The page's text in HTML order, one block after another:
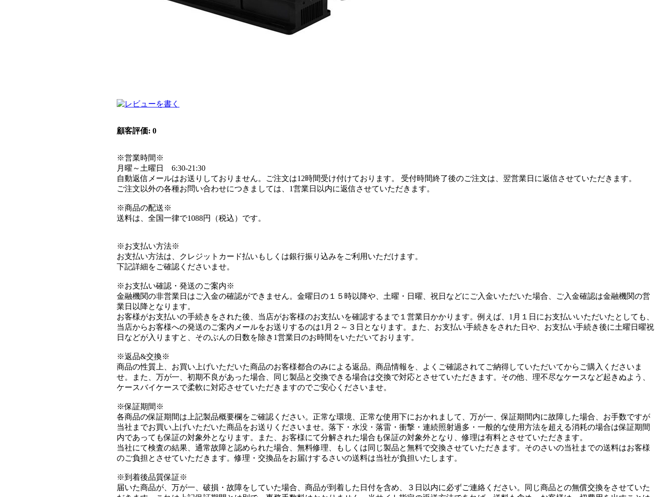
顧客評価: 0
※営業時間※
月曜～土曜日 6:30-21:30
自動返信メールはお送りしておりません。ご注文は12時間受け付けております。 受付時間終了後のご注文は、翌営業日に返信させていただきます。
ご注文以外の各種お問い合わせにつきましては、1営業日以内に返信させていただきます。
※商品の配送※
送料は、全国一律で1088円（税込）です。
※お支払い方法※
お支払い方法は、クレジットカード払いもしくは銀行振り込みをご利用いただけます。
下記詳細をご確認くださいませ。
※お支払い確認・発送のご案内※
金融機関の非営業日はご入金の確認ができません。金曜日の１５時以降や、土曜・日曜、祝日などにご入金いただいた場合、ご入金確認は金融機関の営
業日以降となります。
お客様がお支払いの手続きをされた後、当店がお客様のお支払いを確認するまで１営業日かかります。例えば、1月１日にお支払いいただいたとしても、
当店からお客様への発送のご案内メールをお送りするのは1月２～３日となります。また、お支払い手続きをされた日や、お支払い手続き後に土曜日曜祝
日などが入りますと、そのぶんの日数を除き1営業日のお時間をいただいております。
※返品&交換※
商品の性質上、お買い上げいただいた商品のお客様都合のみによる返品。商品情報を、よくご確認されてご納得していただいてからご購入くださいま
せ。また、万が一、初期不良があった場合、同じ製品と交換できる場合は交換で対応とさせていただきます。その他、理不尽なケースなど起きぬよう、
ケースバイケースで柔軟に対応させていただきますのでご安心くださいませ。
※保証期間※
各商品の保証期間は上記製品概要欄をご確認ください。正常な環境、正常な使用下におかれまして、万が一、保証期間内に故障した場合、お手数ですが
当社までお買い上げいただいた商品をお送りくださいませ。落下・水没・落雷・衝撃・連続照射過多・一般的な使用方法を超える消耗の場合は保証期間
内であっても保証の対象外となります。また、お客様にて分解された場合も保証の対象外となり、修理は有料とさせていただきます。
当社にて検査の結果、通常故障と認められた場合、無料修理、もしくは同じ製品と無料で交換させていただきます。そのさいの当社までの送料はお客様
のご負担とさせていただきます。修理・交換品をお届けするさいの送料は当社が負担いたします。
※到着後品質保証※
届いた商品が、万が一、破損・故障をしていた場合、商品が到着した日付を含め、３日以内に必ずご連絡ください。同じ商品との無償交換をさせていた